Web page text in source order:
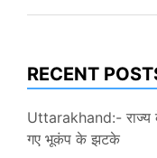
RECENT
Uttarakhand:- राज्य
गए भूकंप के झटके